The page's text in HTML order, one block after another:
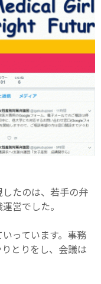
たのは、若手の弁
営でした。
っています。事務
とりをし、会議は